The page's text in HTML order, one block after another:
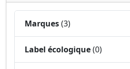
Marques(3)
Label écologique(0)